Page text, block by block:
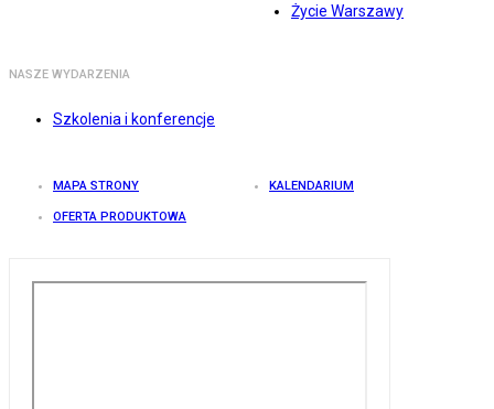
Życie Warszawy
NASZE WYDARZENIA
Szkolenia i konferencje
MAPA STRONY KALENDARIUM
OFERTA PRODUKTOWA